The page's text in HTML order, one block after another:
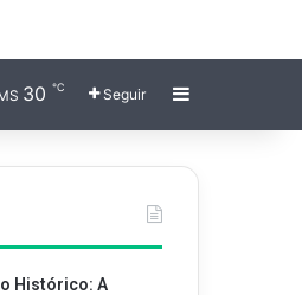
30 ℃ Seguir Barra Lateral
Histórico: A